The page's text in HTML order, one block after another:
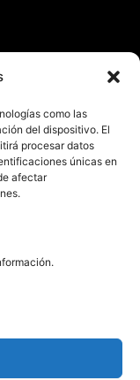
como las
del dispositivo. El
procesar datos
únicas en
afectar